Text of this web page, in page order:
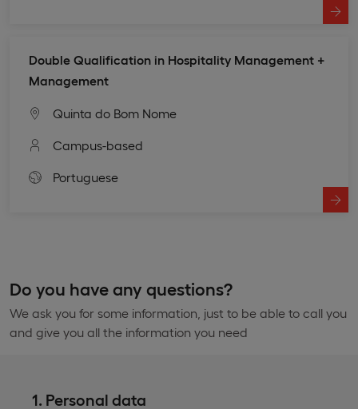
Double Qualification in Hospitality Management +
Management
Quinta do Bom Nome
Campus-based
Portuguese
Do you have any questions?
We ask you for some information, just to be able to call you
and give you all the information you need
1. Personal data